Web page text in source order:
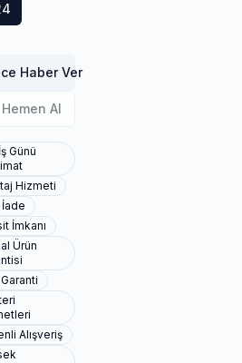
Haber Ver
Hemen Al
Günü
Hizmeti
İade
İmkanı
Ürün
Garanti
Alışveriş